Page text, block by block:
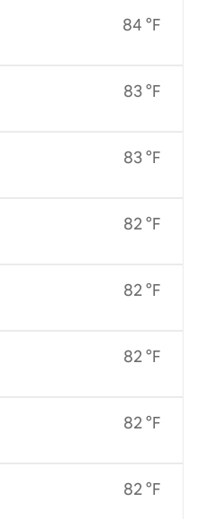
84 °F
83 °F
83 °F
82 °F
82 °F
82 °F
82 °F
82 °F